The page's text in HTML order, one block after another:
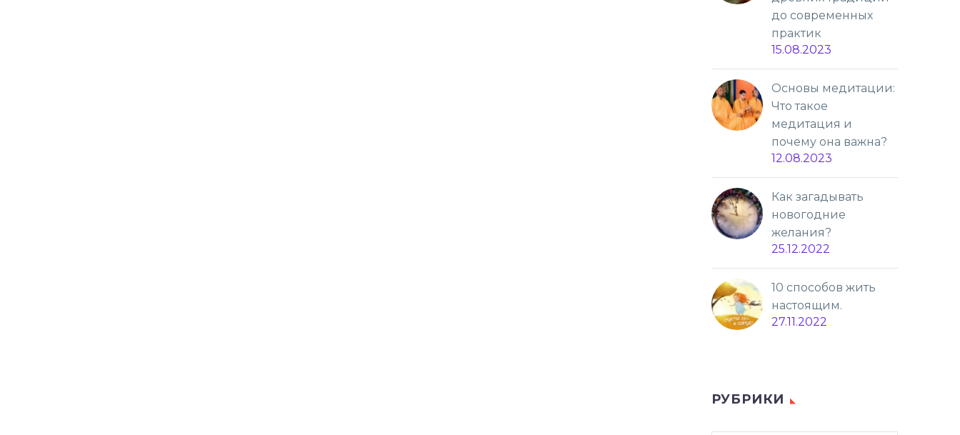
до современных
практик
15.08.2023
Основы медитации:
Что такое
медитация и
почему она важна?
12.08.2023
Как загадывать
новогодние
желания?
25.12.2022
10 способов жить
настоящим.
27.11.2022
РУБРИКИ